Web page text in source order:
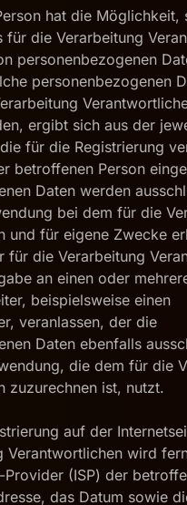
hat die Möglichkeit,
für die Verarbeitung
personenbezogenen
personenbezogenen
ergibt sich aus der
für die Registrierung
betroffenen Person
Daten werden
bei dem für die
und für eigene Zwecke
für die Verarbeitung
an einen oder
beispielsweise einen
veranlassen, der die
Daten ebenfalls
die dem für die
zuzurechnen ist, nutzt.
auf der
Verantwortlichen wird
(ISP) der
das Datum sowie